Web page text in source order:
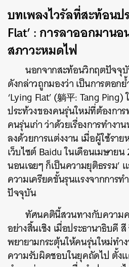
บทเพลงไวรัลที่สะท้อนป
Flat’ : การลาออกมานอ
สภาวะหมดไฟ
นอกจากสะท้อนวิกฤตปัจจุ
ดังกล่าวถูกมองว่า เป็นการตอก
‘Lying Flat’ (躺平: Tang Ping)
ประท้วงของคนรุ่นใหม่ที่ต้องกา
คนรุ่นเก่า ว่าด้วยเรื่องการทำง
ลงด้วยการแต่งงาน เมื่อผู้ใช้รา
เว็บไซต์ Baidu ในเดือนเมษายน
นอนเฉยๆ ก็เป็นความยุติธรรม’
ความเครียดขั้นรุนแรงจากการท
ปัจจุบัน
ทัศนคตินี้สวนทางกับความ
อย่างสิ้นเชิง เมื่อประธานาธิบดี
พยายามกระตุ้นให้คนรุ่นใหม่ทำ
ความรับผิดชอบในยุคถัดไป ตั้ง